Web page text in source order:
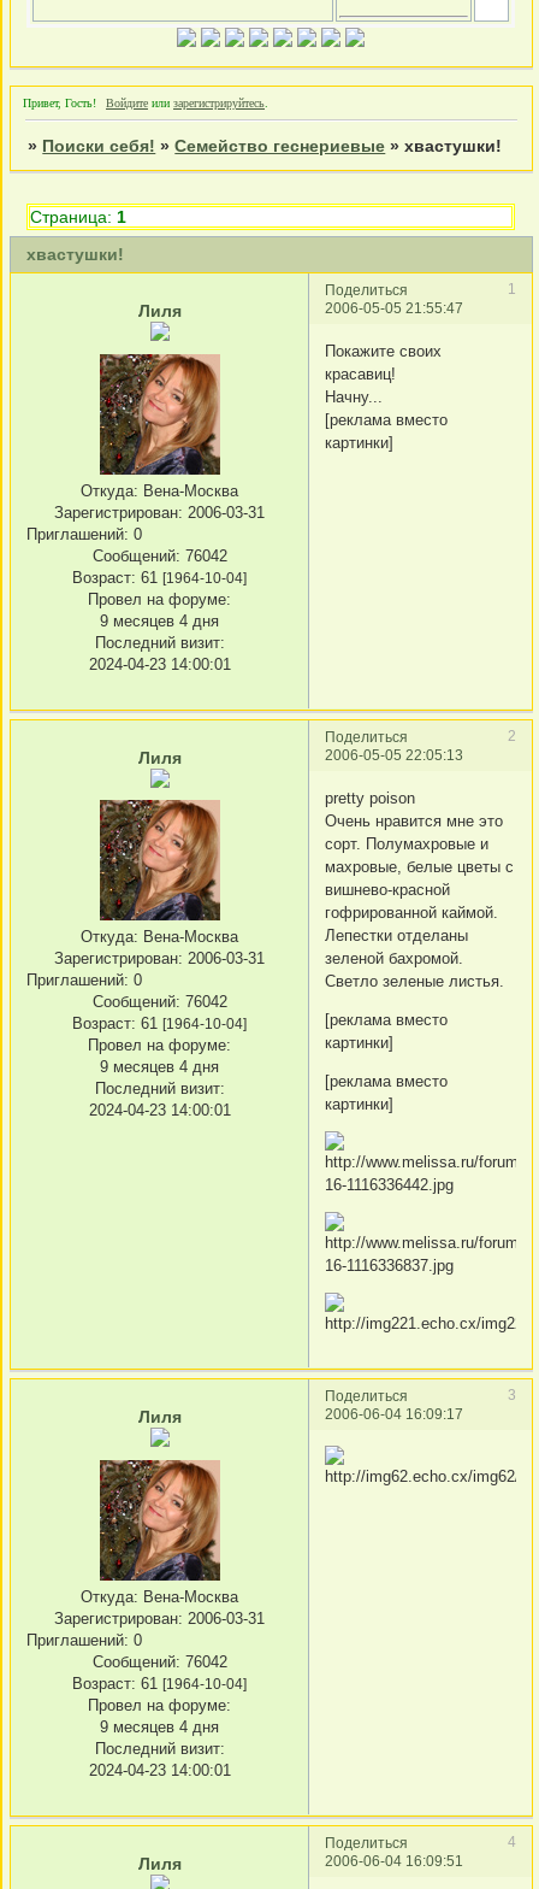
Привет, Гость! Войдите или зарегистрируйтесь
» Поиски себя! »Семейство геснериевые »хвастушки!
хвастушки!
Страница: 1
Поделиться
1
2006-05-05 21:55:47
Лиля
Откуда: Вена-Москва
Зарегистрирован: 2006-03-31
Приглашений: 0
Сообщений: 76042
Возраст: 61 [1964-10-04]
Провел на форуме:
9 месяцев 4 дня
Последний визит:
2024-04-23 14:00:01
Покажите своих
красавиц!
Начну...
[реклама вместо
картинки]
Поделиться
2
2006-05-05 22:05:13
Лиля
Откуда: Вена-Москва
Зарегистрирован: 2006-03-31
Приглашений: 0
Сообщений: 76042
Возраст: 61 [1964-10-04]
Провел на форуме:
9 месяцев 4 дня
Последний визит:
2024-04-23 14:00:01
pretty poison
Очень нравится мне это
сорт. Полумахровые и
махровые, белые цветы с
вишнево-красной
гофрированной каймой.
Лепестки отделаны
зеленой бахромой.
Светло зеленые листья.
[реклама вместо
картинки]
[реклама вместо
картинки]
Поделиться
3
2006-06-04 16:09:17
Лиля
Откуда: Вена-Москва
Зарегистрирован: 2006-03-31
Приглашений: 0
Сообщений: 76042
Возраст: 61 [1964-10-04]
Провел на форуме:
9 месяцев 4 дня
Последний визит:
2024-04-23 14:00:01
Поделиться
4
2006-06-04 16:09:51
Лиля